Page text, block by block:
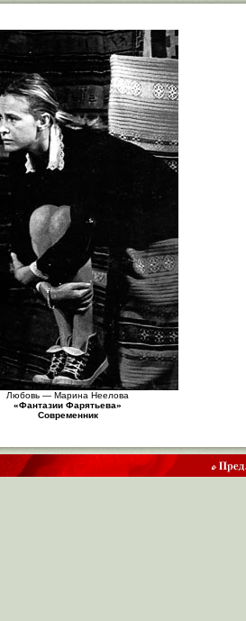
Любовь — Марина Неелова
«Фантазии Фарятьева»
Современник